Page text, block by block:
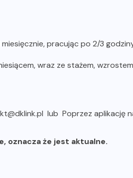
pracując po 2/3
wraz ze stażem,
lub Poprzez aplikację
oznacza że jest aktualne.